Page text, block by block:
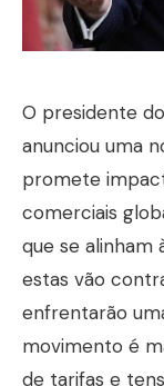
O presidente
anunciou uma
promete
comerciais
que se alinham
estas vão
enfrentarão
movimento é
de tarifas e